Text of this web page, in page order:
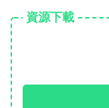
資源下載